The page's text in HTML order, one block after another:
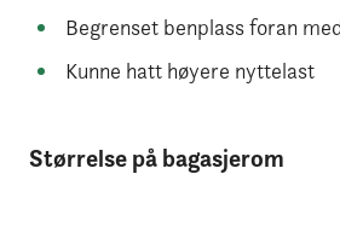
Begrenset benplass foran
Kunne hatt høyere nyttelast
Størrelse på bagasjerom